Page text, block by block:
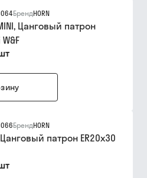
БрендHORN
Цанговый патрон
БрендHORN
Цанговый патрон ER20x30